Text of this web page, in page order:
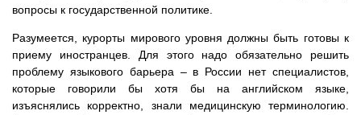
вопросы к государственной политике.
Разумеется, курорты мирового уровня должны быть готовы к
приему иностранцев. Для этого надо обязательно решить
проблему языкового барьера – в России нет специалистов,
которые говорили бы хотя бы на английском языке,
изъяснялись корректно, знали медицинскую терминологию.